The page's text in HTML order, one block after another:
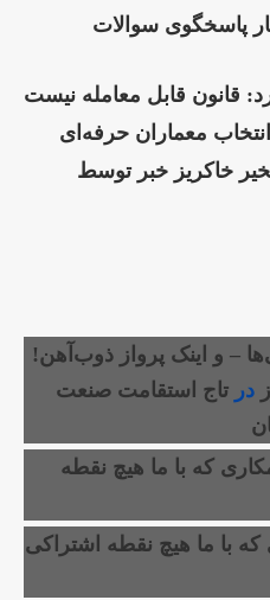
پاسخگوی سوالات
قانون قابل معامله نیست
انتخاب معماران حرفه‌ای
خاکریز خبر توسط
– و اینک پرواز ذوب‌آهن!
در تاج استقامت صنعت
که با ما هیچ نقطه
که با ما هیچ نقطه اشتراکی